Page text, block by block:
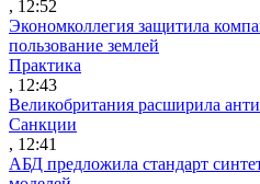
, 12:52
Экономколлегия защитила
пользование землей
Практика
, 12:43
Великобритания расширила
Санкции
, 12:41
АБД предложила стандарт